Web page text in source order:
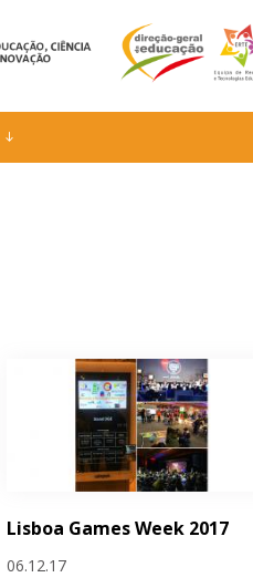
Lisboa Games Week 2017
06.12.17